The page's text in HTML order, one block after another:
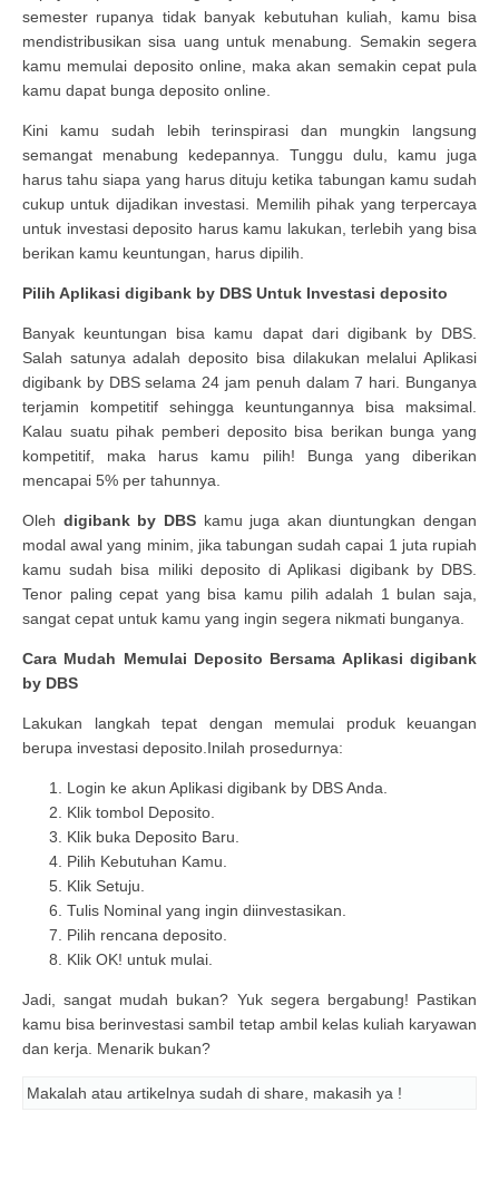
semester rupanya tidak banyak kebutuhan kuliah, kamu bisa
mendistribusikan sisa uang untuk menabung. Semakin segera
kamu memulai deposito online, maka akan semakin cepat pula
kamu dapat bunga deposito online.
Kini kamu sudah lebih terinspirasi dan mungkin langsung
semangat menabung kedepannya. Tunggu dulu, kamu juga
harus tahu siapa yang harus dituju ketika tabungan kamu sudah
cukup untuk dijadikan investasi. Memilih pihak yang terpercaya
untuk investasi deposito harus kamu lakukan, terlebih yang bisa
berikan kamu keuntungan, harus dipilih.
Pilih Aplikasi digibank by DBS Untuk Investasi deposito
Banyak keuntungan bisa kamu dapat dari digibank by DBS.
Salah satunya adalah deposito bisa dilakukan melalui Aplikasi
digibank by DBS selama 24 jam penuh dalam 7 hari. Bunganya
terjamin kompetitif sehingga keuntungannya bisa maksimal.
Kalau suatu pihak pemberi deposito bisa berikan bunga yang
kompetitif, maka harus kamu pilih! Bunga yang diberikan
mencapai 5% per tahunnya.
Oleh digibank by DBSkamu juga akan diuntungkan dengan
modal awal yang minim, jika tabungan sudah capai 1 juta rupiah
kamu sudah bisa miliki deposito di Aplikasi digibank by DBS.
Tenor paling cepat yang bisa kamu pilih adalah 1 bulan saja,
sangat cepat untuk kamu yang ingin segera nikmati bunganya.
Cara Mudah Memulai Deposito Bersama Aplikasi digibank
by DBS
Lakukan langkah tepat dengan memulai produk keuangan
berupa investasi deposito.Inilah prosedurnya:
Login ke akun Aplikasi digibank by DBS Anda.
Klik tombol Deposito.
Klik buka Deposito Baru.
Pilih Kebutuhan Kamu.
Klik Setuju.
Tulis Nominal yang ingin diinvestasikan.
Pilih rencana deposito.
Klik OK! untuk mulai.
Jadi, sangat mudah bukan? Yuk segera bergabung! Pastikan
kamu bisa berinvestasi sambil tetap ambil kelas kuliah karyawan
dan kerja. Menarik bukan?
Makalah atau artikelnya sudah di share, makasih ya !